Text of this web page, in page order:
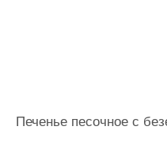
Печенье песочное с